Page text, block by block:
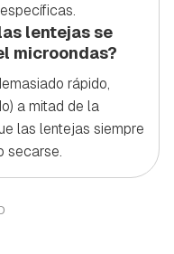
lentejas se
microondas?
rápido,
a mitad de la
las lentejas siempre
secarse.